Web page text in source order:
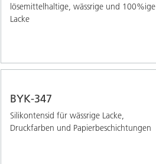
lösemittelhaltige, wässrige und 100%ige
Lacke
BYK-347
Silikontensid für wässrige Lacke,
Druckfarben und Papierbeschichtungen